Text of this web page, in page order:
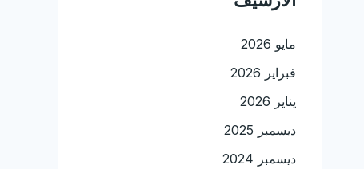
مايو 2026
فبراير 2026
يناير 2026
ديسمبر 2025
ديسمبر 2024